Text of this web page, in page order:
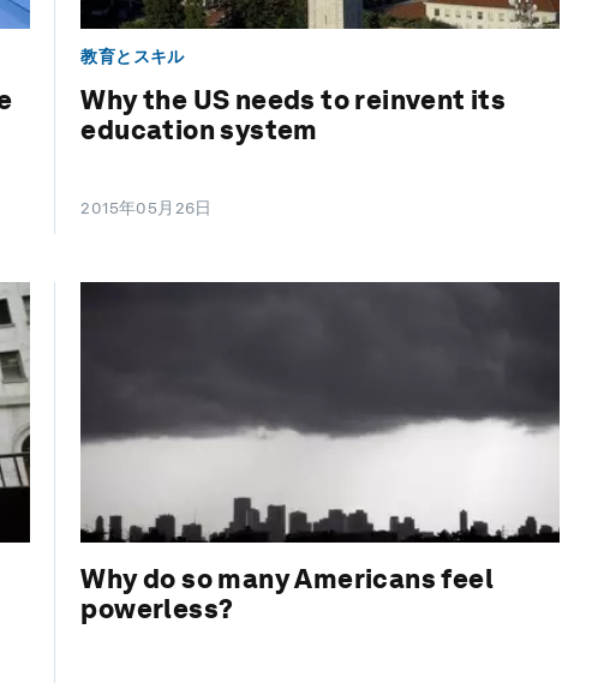
教育とスキル
Why the US needs to reinvent its
education system
2015年05月26日
Why do so many Americans feel
powerless?